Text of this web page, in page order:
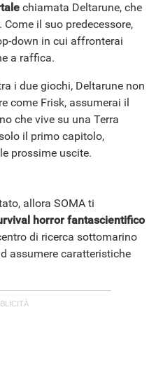
chiamata Deltarune, che
il suo predecessore,
down in cui affronterai
a raffica.
i due giochi, Deltarune non
come Frisk, assumerai il
che vive su una Terra
il primo capitolo,
prossime uscite.
allora SOMA ti
horror fantascientifico
di ricerca sottomarino
assumere caratteristiche